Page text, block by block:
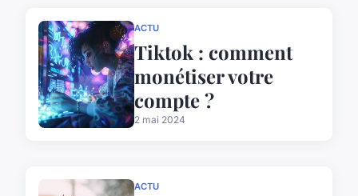
ACTU
Tiktok : comment
monétiser votre
compte ?
2 mai 2024
ACTU